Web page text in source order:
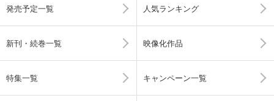
発売予定一覧 人気ランキング
新刊・続巻一覧 映像化作品
特集一覧 キャンペーン一覧